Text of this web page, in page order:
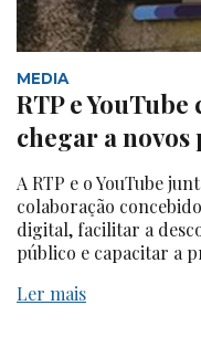
MEDIA
RTP e
chegar a
A RTP e o YouTube
colaboração
digital, facilitar a
público e capacitar a
Ler mais